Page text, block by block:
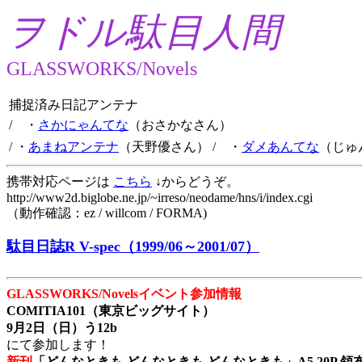
ヲドル駄目人間
GLASSWORKS/Novels
捕捉済み日記アンテナ
/ ・ さかにゃんてな （おさかなさん）
/ ・ あまねアンテナ （天野優さん） / ・ ダメあんてな （じ
携帯対応ページは こちら ↓からどうぞ。
http://www2d.biglobe.ne.jp/~irreso/neodame/hns/i/index.cgi
（動作確認：ez / willcom / FORMA)
駄目日誌R V-spec（1999/06～2001/07）
GLASSWORKS/Novelsイベント参加情報
COMITIA101（東京ビッグサイト）
9月2日（日）う12b
にて参加します！